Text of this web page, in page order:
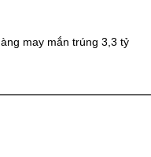
may mắn trúng 3,3 tỷ